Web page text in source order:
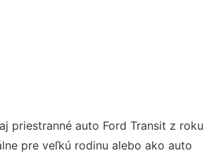
priestranné auto Ford Transit z roku
pre veľkú rodinu alebo ako auto